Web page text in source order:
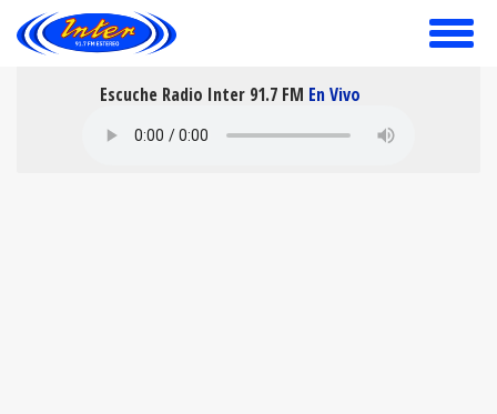
toggle
Escuche Radio Inter 91.7 FM En Vivo